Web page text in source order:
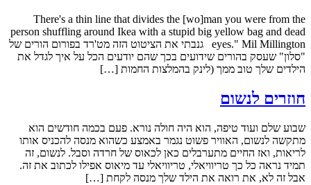
There's a thin line that divides the [wo]man you were from the
person shuffling around Ikea with a stupid big yellow bag and dead
eyes." Mil Millington גנבתי את הציטוט הזה מט'רד בפורום הורים של
"סלון" שעסק בהורים שידועים בכך שהם יודעים הכל על איך לגדל את
הילדים שלך טוב ממך (לינק בהמלצות החמות […]
חוזרים לנשום
שבוע שלם ועוד טיפה, הוא היה חולה נורא. פעם בכמה חודשים הוא
מתקשה לנשום, האוויר פשוט נגמר באמצע כשהוא מנסה להכניס אותו
לריאות, ואז החיים מתערבלים כאן לכאוס של חרדה וסבל. לנשום, זה
תמיד נראה כל כך טריוויאלי, טריוויאלי עד מיאוס אפילו לכתוב את זה.
אבל זה לא, את רואה את הילד שלך מנסה לקחת […]